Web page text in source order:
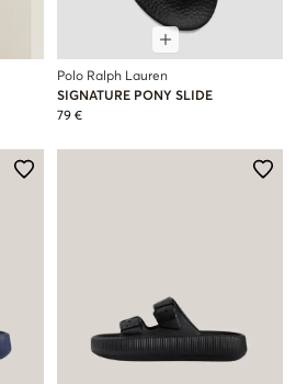
Polo Ralph Lauren
SIGNATURE PONY SLIDE
79 €